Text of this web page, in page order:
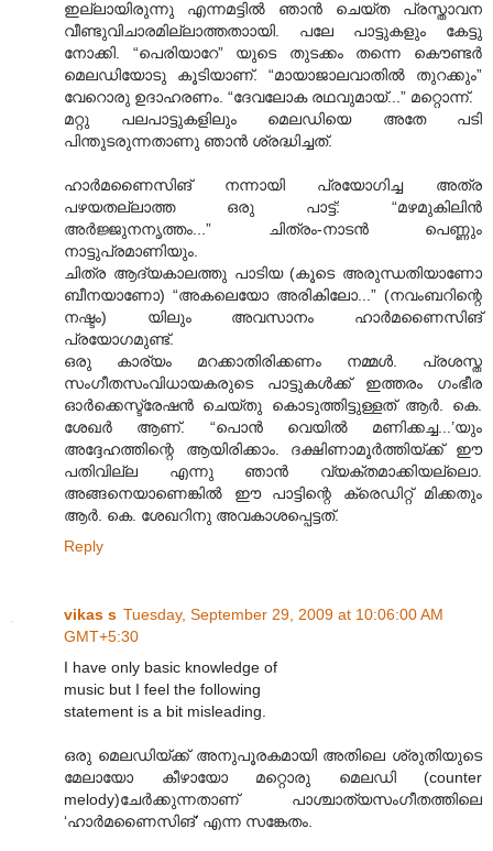
ഇല്ലായിരുന്നു എന്നമട്ടിൽ ഞാൻ ചെയ്ത പ്രസ്താവന
വീണ്ടുവിചാരമില്ലാത്തതാ‍ായി. പലേ പാട്ടുകളും കേട്ടു
നോക്കി. “പെരിയാറേ” യുടെ തുടക്കം തന്നെ കൌണ്ടർ
മെലഡിയോടു കൂടിയാണ്. “മായാജാലവാതിൽ തുറക്കും”
വേറൊരു ഉദാഹരണം. “ദേവലോക രഥവുമായ്...” മറ്റൊന്ന്.
മറ്റു പലപാട്ടുകളിലും മെലഡിയെ അതേ പടി
പിന്തുടരുന്നതാണു ഞാൻ ശ്രദ്ധിച്ചത്.
ഹാർമണൈസിങ് നന്നായി പ്രയോഗിച്ച അത്ര
പഴയതല്ലാത്ത ഒരു പാട്ട്: “മഴമുകിലിൻ
അർജ്ജുനനൃത്തം...” ചിത്രം-നാടൻ പെണ്ണും
നാട്ടുപ്രമാണിയും.
ചിത്ര ആദ്യകാലത്തു പാടിയ (കൂടെ അരുന്ധതിയാണോ
ബീനയാണോ) “അകലെയോ അരികിലോ...” (നവംബറിന്റെ
നഷ്ടം) യിലും അവസാനം ഹാർമണൈസിങ്
പ്രയോഗമുണ്ട്.
ഒരു കാര്യം മറക്കാതിരിക്കണം നമ്മൾ. പ്രശസ്ത
സംഗീതസംവിധായകരുടെ പാട്ടുകൾക്ക് ഇത്തരം ഗംഭീര
ഓർക്കെസ്ട്രേഷൻ ചെയ്തു കൊടുത്തിട്ടുള്ളത് ആർ. കെ.
ശേഖർ ആണ്. “പൊൻ വെയിൽ മണിക്കച്ച...’യും
അദ്ദേഹത്തിന്റെ ആയിരിക്കാം. ദക്ഷിണാമൂർത്തിയ്ക്ക് ഈ
പതിവില്ല എന്നു ഞാൻ വ്യക്തമാക്കിയല്ലൊ.
അങ്ങനെയാണെങ്കിൽ ഈ പാട്ടിന്റെ ക്രെഡിറ്റ് മിക്കതും
ആർ. കെ. ശേഖറിനു അവകാശപ്പെട്ടത്.
Reply
vikas s Tuesday, September 29, 2009 at 10:06:00 AM
GMT+5:30
I have only basic knowledge of
music but I feel the following
statement is a bit misleading.
ഒരു മെലഡിയ്ക്ക് അനുപൂരകമായി അതിലെ ശ്രുതിയുടെ
മേലായോ കീഴായോ മറ്റൊരു മെലഡി (counter
melody)ചേർക്കുന്നതാണ് പാശ്ചാത്യസംഗീതത്തിലെ
‘ഹാർമണൈസിങ്’ എന്ന സങ്കേതം.